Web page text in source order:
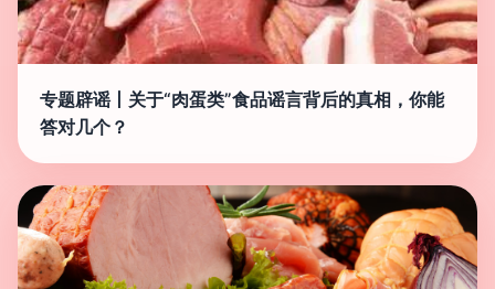
专题辟谣丨关于“肉蛋类”食品谣言背后的真相，你能
答对几个？